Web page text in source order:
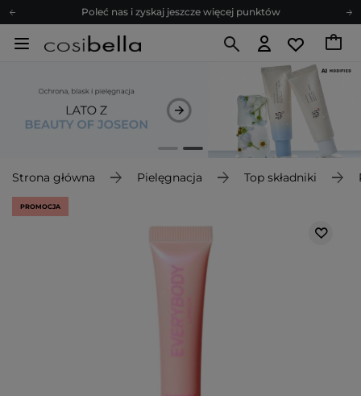
Poleć nas i zyskaj jeszcze więcej punktów
Zapisz się na newsletter pełen porad
Z nami to możliwe! Realizacja zamówienia do 24h.
Poleć nas i zyskaj jeszcze więcej punktów
Zapisz się na newsletter pełen porad
Strona główna Pielęgnacja Top składniki
PROMOCJA